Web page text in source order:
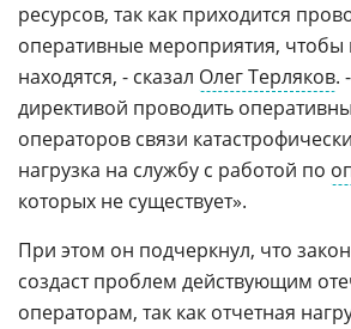
ресурсов, так как приходится
оперативные мероприятия, чтобы
находятся, - сказал Олег Терляков.
директивой проводить
операторов связи
нагрузка на службу с работой по
которых не существует».
При этом он подчеркнул, что
создаст проблем действующим
операторам, так как отчетная